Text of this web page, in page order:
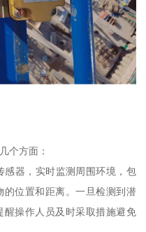
个方面：
感器，实时监测周围环境，包
位置和距离。一旦检测到潜
操作人员及时采取措施避免